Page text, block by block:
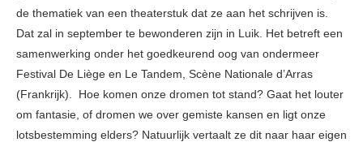
de thematiek van een theaterstuk dat ze aan het schrijven is.
Dat zal in september te bewonderen zijn in Luik. Het betreft een
samenwerking onder het goedkeurend oog van ondermeer
Festival De Liège en Le Tandem, Scène Nationale d’Arras
(Frankrijk). Hoe komen onze dromen tot stand? Gaat het louter
om fantasie, of dromen we over gemiste kansen en ligt onze
lotsbestemming elders? Natuurlijk vertaalt ze dit naar haar eigen